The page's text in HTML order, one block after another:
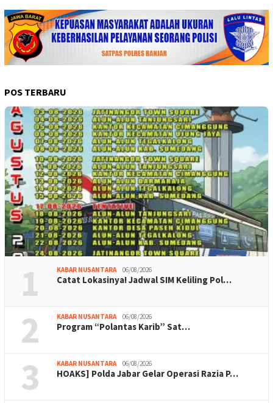
POS TERBARU
1 KABAR NUSANTARA 06/08/2026
Catat Lokasinya! Jadwal SIM Keliling Pol…
2 KABAR NUSANTARA 06/08/2026
Program “Polantas Karib” Sat…
3 KABAR NUSANTARA 06/08/2026
HOAKS] Polda Jabar Gelar Operasi Razia P…